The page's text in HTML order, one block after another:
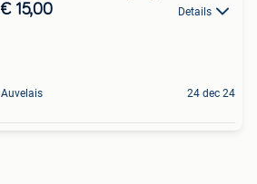
€ 15,00 Details
Auvelais 24 dec 24